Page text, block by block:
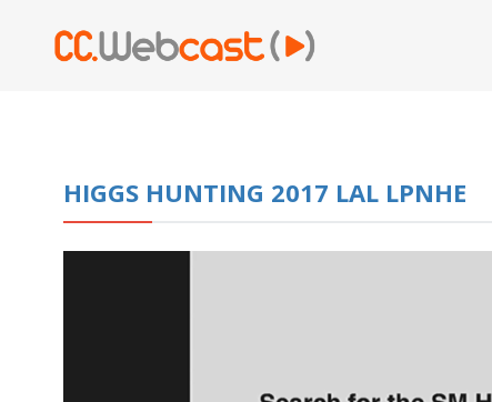
HIGGS HUNTING 2017 LAL LPNHE